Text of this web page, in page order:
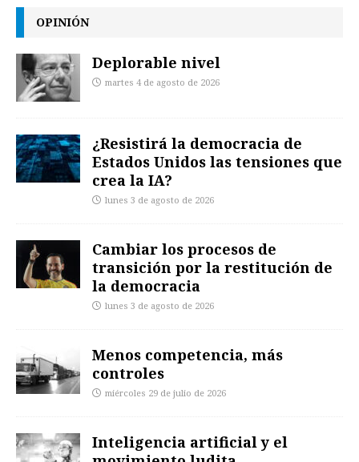
OPINIÓN
Deplorable nivel
martes 4 de agosto de 2026
¿Resistirá la democracia de
Estados Unidos las tensiones que
crea la IA?
lunes 3 de agosto de 2026
Cambiar los procesos de
transición por la restitución de
la democracia
lunes 3 de agosto de 2026
Menos competencia, más
controles
miércoles 29 de julio de 2026
Inteligencia artificial y el